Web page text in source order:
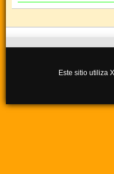
Este sitio utiliza